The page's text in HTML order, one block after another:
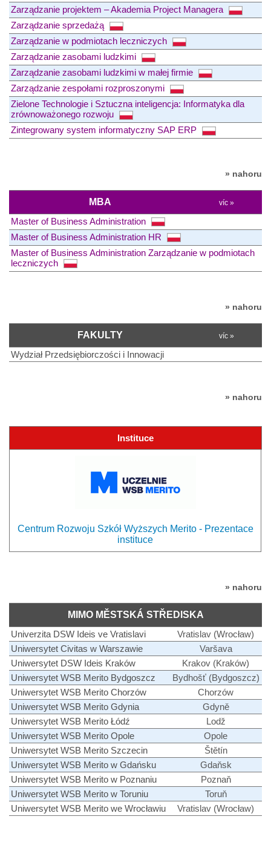
Zarządzanie projektem – Akademia Project Managera
Zarządzanie sprzedażą
Zarządzanie w podmiotach leczniczych
Zarządzanie zasobami ludzkimi
Zarządzanie zasobami ludzkimi w małej firmie
Zarządzanie zespołami rozproszonymi
Zielone Technologie i Sztuczna inteligencja: Informatyka dla
zrównoważonego rozwoju
Zintegrowany system informatyczny SAP ERP
» nahoru
MBA víc »
Master of Business Administration
Master of Business Administration HR
Master of Business Administration Zarządzanie w podmiotach
leczniczych
» nahoru
FAKULTY víc »
Wydział Przedsiębiorczości i Innowacji
» nahoru
Instituce
Centrum Rozwoju Szkół Wyższych Merito - Prezentace
instituce
» nahoru
MIMO MĚSTSKÁ STŘEDISKA
Univerzita DSW Ideis ve Vratislavi
Vratislav (Wrocław)
Uniwersytet Civitas w Warszawie
Varšava
Uniwersytet DSW Ideis Kraków
Krakov (Kraków)
Uniwersytet WSB Merito Bydgoszcz
Bydhošť (Bydgoszcz)
Uniwersytet WSB Merito Chorzów
Chorzów
Uniwersytet WSB Merito Gdynia
Gdyně
Uniwersytet WSB Merito Łódź
Lodž
Uniwersytet WSB Merito Opole
Opole
Uniwersytet WSB Merito Szczecin
Štětín
Uniwersytet WSB Merito w Gdańsku
Gdaňsk
Uniwersytet WSB Merito w Poznaniu
Poznaň
Uniwersytet WSB Merito w Toruniu
Toruň
Uniwersytet WSB Merito we Wrocławiu
Vratislav (Wrocław)